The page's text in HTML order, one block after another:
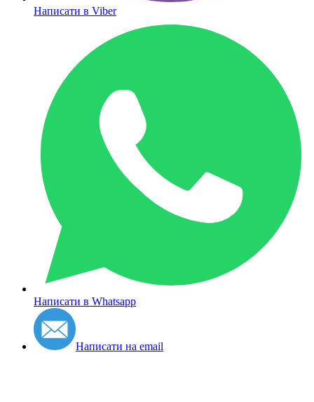
Написати в Viber
Написати в Whatsapp
Написати на email